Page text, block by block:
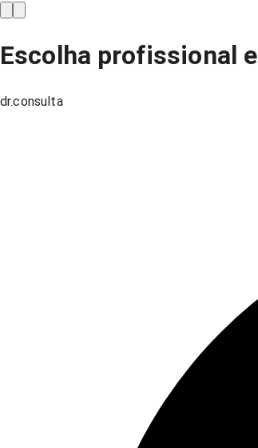
Escolha profissional
dr.consulta